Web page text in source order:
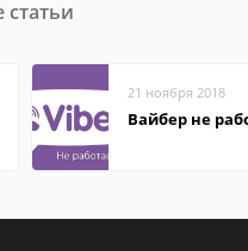
21 ноября 2018
Вайбер не